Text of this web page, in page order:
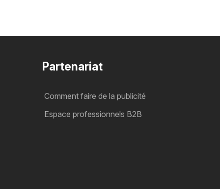
Partenariat
Comment faire de la publicité
Espace professionnels B2B